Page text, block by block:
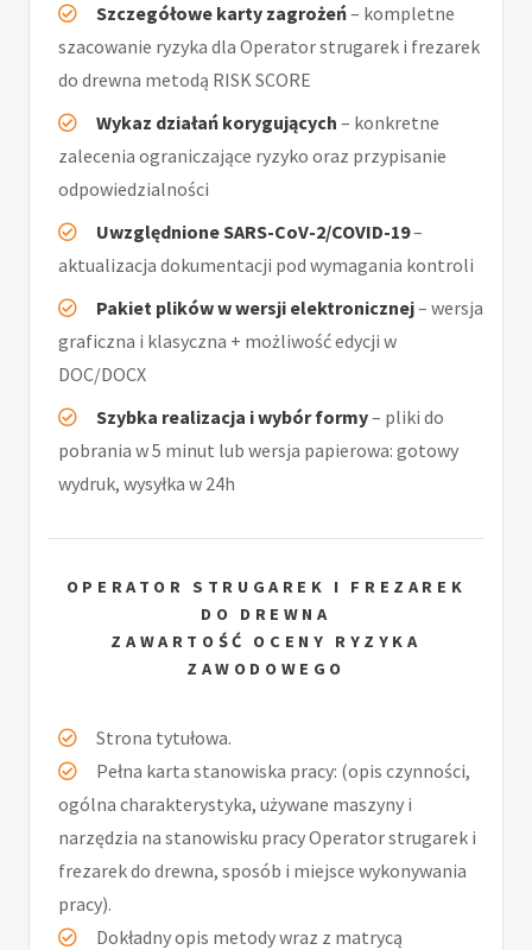
Szczegółowe karty zagrożeń– kompletne
szacowanie ryzyka dla Operator strugarek i frezarek
do drewna metodą RISK SCORE
Wykaz działań korygujących – konkretne
zalecenia ograniczające ryzyko oraz przypisanie
odpowiedzialności
Uwzględnione SARS-CoV-2/COVID-19–
aktualizacja dokumentacji pod wymagania kontroli
Pakiet plików w wersji elektronicznej– wersja
graficzna i klasyczna + możliwość edycji w
DOC/DOCX
Szybka realizacja i wybór formy– pliki do
pobrania w 5 minut lub wersja papierowa: gotowy
wydruk, wysyłka w 24h
OPERATOR STRUGAREK I FREZAREK
DO DREWNA
ZAWARTOŚĆ OCENY RYZYKA
ZAWODOWEGO
Strona tytułowa.
Pełna karta stanowiska pracy: (opis czynności,
ogólna charakterystyka, używane maszyny i
narzędzia na stanowisku pracy Operator strugarek i
frezarek do drewna, sposób i miejsce wykonywania
pracy).
Dokładny opis metody wraz z matrycą